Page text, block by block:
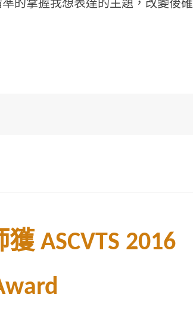
的掌握我想表達的主題，改變後確
ASCVTS 2016